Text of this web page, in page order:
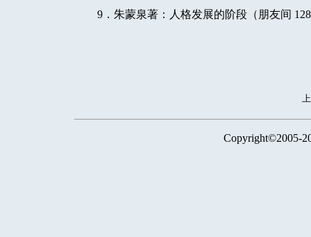
9 ．朱蒙泉著：人格发展的阶段（朋友间 128
Copyright©2005-